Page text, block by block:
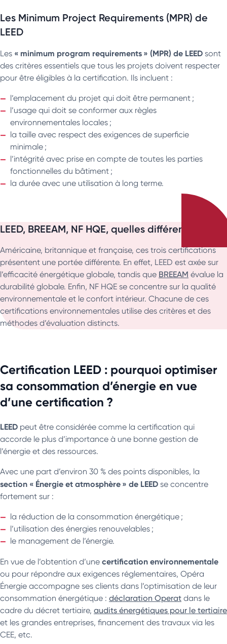
Les Minimum Project Requirements (MPR) de
LEED
Les « minimum program requirements » (MPR) de LEED sont
des critères essentiels que tous les projets doivent respecter
pour être éligibles à la certification. Ils incluent :
l’emplacement du projet qui doit être permanent ;
l’usage qui doit se conformer aux règles
environnementales locales ;
la taille avec respect des exigences de superficie
minimale ;
l’intégrité avec prise en compte de toutes les parties
fonctionnelles du bâtiment ;
la durée avec une utilisation à long terme.
LEED, BREEAM, NF HQE, quelles différences ?
Américaine, britannique et française, ces trois certifications
présentent une portée différente. En effet, LEED est axée sur
l’efficacité énergétique globale, tandis que BREEAM évalue la
durabilité globale. Enfin, NF HQE se concentre sur la qualité
environnementale et le confort intérieur. Chacune de ces
certifications environnementales utilise des critères et des
méthodes d’évaluation distincts.
Certification LEED : pourquoi optimiser
sa consommation d’énergie en vue
d’une certification ?
LEED peut être considérée comme la certification qui
accorde le plus d’importance à une bonne gestion de
l’énergie et des ressources.
Avec une part d’environ 30 % des points disponibles, la
section « Énergie et atmosphère » de LEED se concentre
fortement sur :
la réduction de la consommation énergétique ;
l’utilisation des énergies renouvelables ;
le management de l’énergie.
En vue de l’obtention d’une certification environnementale
ou pour répondre aux exigences réglementaires, Opéra
Énergie accompagne ses clients dans l’optimisation de leur
consommation énergétique : déclaration Operat dans le
cadre du décret tertiaire, audits énergétiques pour le tertiaire
et les grandes entreprises, financement des travaux via les
CEE, etc.